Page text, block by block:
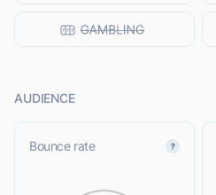
AUDIENCE
Bounce rate